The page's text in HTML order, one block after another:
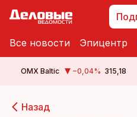
Все новости Эпицентр
OMX Baltic −0,04% 315,18
Назад